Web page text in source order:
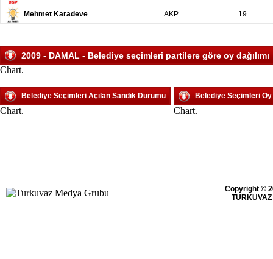
Mehmet Karadeve AKP 19
2009 - DAMAL - Belediye seçimleri partilere göre oy dağılımı
Chart.
Belediye Seçimleri Açılan Sandık Durumu
Chart.
Belediye Seçimleri
Chart.
Copyright ©